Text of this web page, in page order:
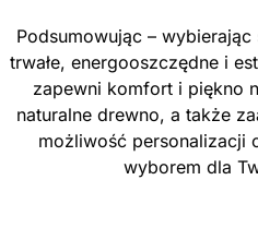
Podsumowując –
trwałe, energooszczędne i
zapewni komfort i piękno
naturalne drewno, a także
możliwość personalizacji
wyborem dla